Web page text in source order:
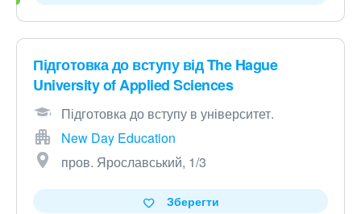
Підготовка до вступу від The Hague
University of Applied Sciences
Підготовка до вступу в університет.
New Day Education
пров. Ярославський, 1/3
Зберегти